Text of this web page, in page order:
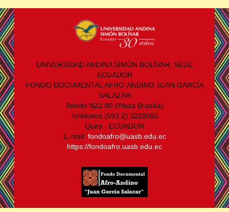
UNIVERSIDAD ANDINA SIMÓN BOLÍVAR, SEDE
ECUADOR
FONDO DOCUMENTAL AFRO-ANDINO JUAN GARCÍA
SALAZAR
Toledo N22-80 (Plaza Brasilia)
Teléfonos (593 2) 3228085
Quito - ECUADOR
E-mail: fondoafro@uasb.edu.ec
https://fondoafro.uasb.edu.ec